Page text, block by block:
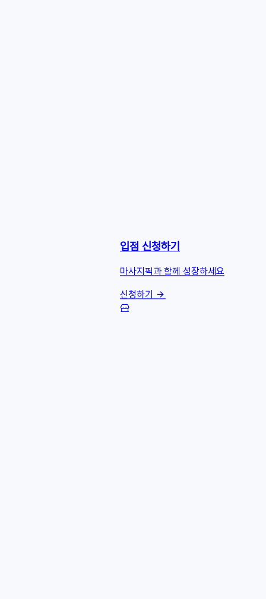
입점 신청하기
마사지픽과 함께 성장하세요
신청하기